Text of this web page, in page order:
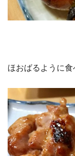
ほおばるように食